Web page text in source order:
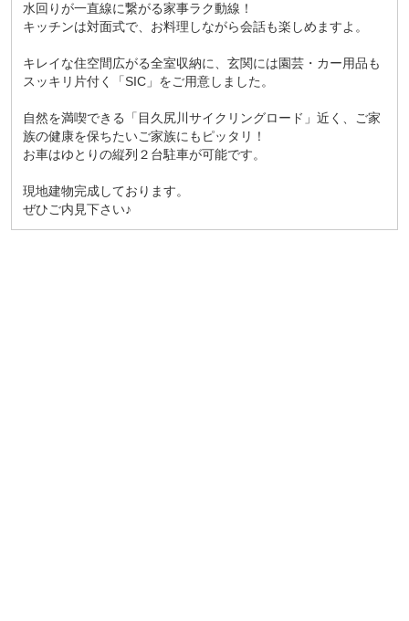
水回りが一直線に繋がる家事ラク動線！
キッチンは対面式で、お料理しながら会話も楽しめますよ。
キレイな住空間広がる全室収納に、玄関には園芸・カー用品も
スッキリ片付く「SIC」をご用意しました。
自然を満喫できる「目久尻川サイクリングロード」近く、ご家
族の健康を保ちたいご家族にもピッタリ！
お車はゆとりの縦列２台駐車が可能です。
現地建物完成しております。
ぜひご内見下さい♪